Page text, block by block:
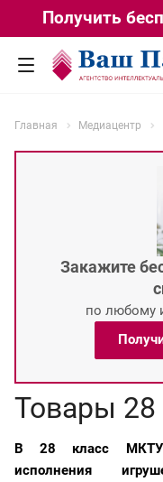
Получить
Главная Медиацентр
Закажите
по любому
Товары
В 28 класс МКТУ
исполнения